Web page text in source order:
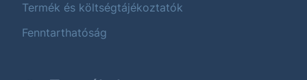
Termék és költségtájékoztatók
Fenntarthatóság